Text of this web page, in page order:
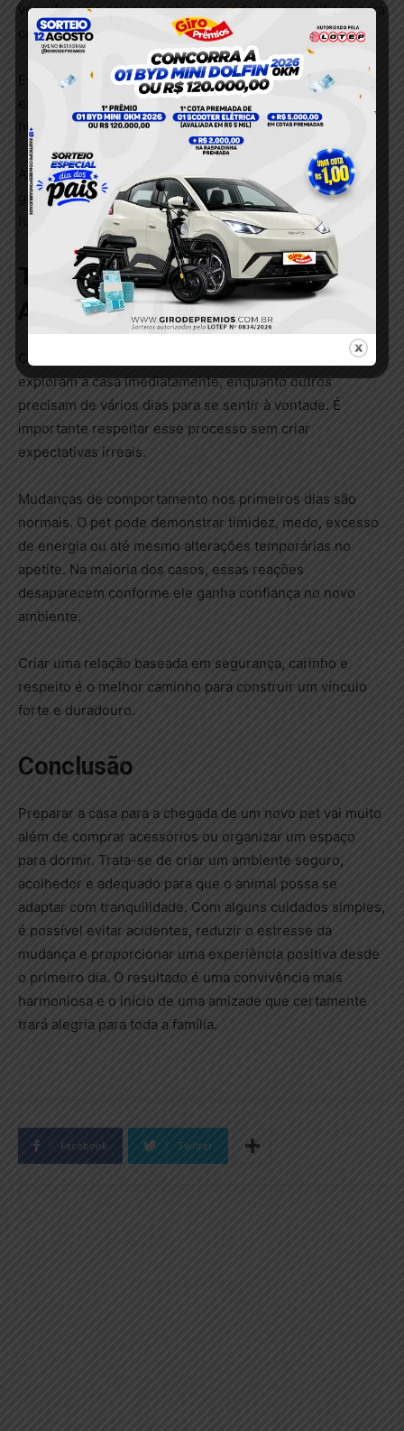
vermífugos e orientar sobre os cuidados específicos para
cada fase da vida.
Essa consulta também é uma ótima oportunidade para
esclarecer dúvidas sobre alimentação, comportamento,
higiene e prevenção de doenças.
A medicina preventiva é uma das melhores formas de
garantir qualidade de vida ao pet e evitar problemas
futuros.
Tenha Paciência Durante a
Adaptação
Cada animal possui uma personalidade única. Alguns
exploram a casa imediatamente, enquanto outros
precisam de vários dias para se sentir à vontade. É
importante respeitar esse processo sem criar
expectativas irreais.
Mudanças de comportamento nos primeiros dias são
normais. O pet pode demonstrar timidez, medo, excesso
de energia ou até mesmo alterações temporárias no
apetite. Na maioria dos casos, essas reações
desaparecem conforme ele ganha confiança no novo
ambiente.
Criar uma relação baseada em segurança, carinho e
respeito é o melhor caminho para construir um vínculo
forte e duradouro.
Conclusão
Preparar a casa para a chegada de um novo pet vai muito
além de comprar acessórios ou organizar um espaço
para dormir. Trata-se de criar um ambiente seguro,
acolhedor e adequado para que o animal possa se
adaptar com tranquilidade. Com alguns cuidados simples,
é possível evitar acidentes, reduzir o estresse da
mudança e proporcionar uma experiência positiva desde
o primeiro dia. O resultado é uma convivência mais
harmoniosa e o início de uma amizade que certamente
trará alegria para toda a família.
Facebook Twitter